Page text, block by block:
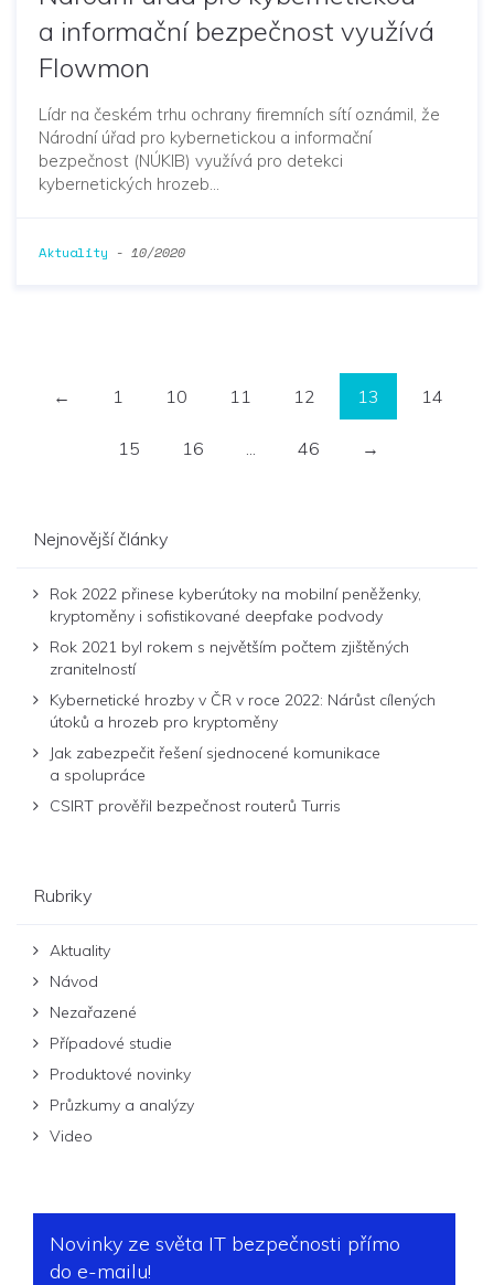
a informační bezpečnost využívá
Flowmon
Lídr na českém trhu ochrany firemních sítí oznámil, že
Národní úřad pro kybernetickou a informační
bezpečnost (NÚKIB) využívá pro detekci
kybernetických hrozeb…
Aktuality - 10/2020
← 1 10 11 12 13 14
15 16 ... 46 →
Nejnovější články
Rok 2022 přinese kyberútoky na mobilní peněženky,
kryptoměny i sofistikované deepfake podvody
Rok 2021 byl rokem s největším počtem zjištěných
zranitelností
Kybernetické hrozby v ČR v roce 2022: Nárůst cílených
útoků a hrozeb pro kryptoměny
Jak zabezpečit řešení sjednocené komunikace
a spolupráce
CSIRT prověřil bezpečnost routerů Turris
Rubriky
Aktuality
Návod
Nezařazené
Případové studie
Produktové novinky
Průzkumy a analýzy
Video
Novinky ze světa IT bezpečnosti přímo
do e-mailu!